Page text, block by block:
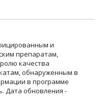
и
препаратам,
качества
обнаруженным в
в программе
Дата обновления -